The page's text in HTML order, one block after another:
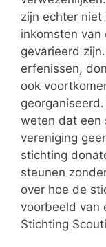
zijn echter
inkomsten van
gevarieerd
erfenissen,
ook
weten dat een
vereniging
stichting
steunen
over hoe de
voorbeeld van
Stichting